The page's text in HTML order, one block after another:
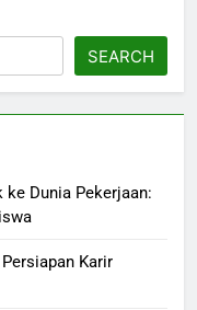
SEARCH
Dunia Pekerjaan:
Karir